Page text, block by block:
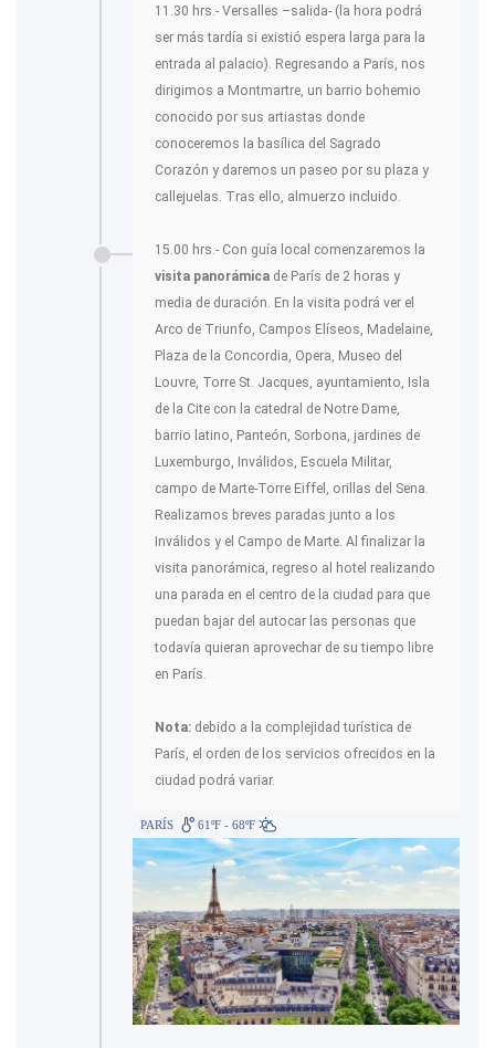
11.30 hrs.- Versalles –salida- (la hora podrá
ser más tardía si existió espera larga para la
entrada al palacio). Regresando a París, nos
dirigimos a Montmartre, un barrio bohemio
conocido por sus artiastas donde
conoceremos la basílica del Sagrado
Corazón y daremos un paseo por su plaza y
callejuelas. Tras ello, almuerzo incluido.
15.00 hrs.- Con guía local comenzaremos la
visita panorámica de París de 2 horas y
media de duración. En la visita podrá ver el
Arco de Triunfo, Campos Elíseos, Madelaine,
Plaza de la Concordia, Opera, Museo del
Louvre, Torre St. Jacques, ayuntamiento, Isla
de la Cite con la catedral de Notre Dame,
barrio latino, Panteón, Sorbona, jardines de
Luxemburgo, Inválidos, Escuela Militar,
campo de Marte-Torre Eiffel, orillas del Sena.
Realizamos breves paradas junto a los
Inválidos y el Campo de Marte. Al finalizar la
visita panorámica, regreso al hotel realizando
una parada en el centro de la ciudad para que
puedan bajar del autocar las personas que
todavía quieran aprovechar de su tiempo libre
en París.
Nota: debido a la complejidad turística de
París, el orden de los servicios ofrecidos en la
ciudad podrá variar.
PARÍS 61ºF - 68ºF